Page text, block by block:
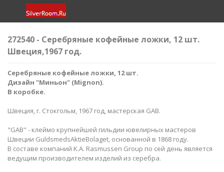
272540 - Серебряные кофейные ложки, 12 шт.​
Швеция,1967 год.
Серебряные кофейные ложки, 12 шт.​
Дизайн "Миньон" (Mignon).
В коробке.
Швеция, г. Стокгольм, 1967 год, мастерская GAB.
"GAB" - клеймо крупнейшей гильдии ювелирных мастеров
Швеции GuldsmedsAktieBolaget, основанной в 1868 году.
В составе компаний K.A. Rasmussen Group по сей день является
ведущим производителем изделий из серебра.